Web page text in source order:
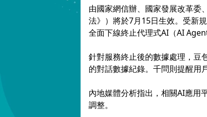
由國家網信辦、國家發展改革委
法》）將於7月15日生效。受新
全面下線終止代理式AI（AI
針對服務終止後的數據處理，豆
的對話數據紀錄。千問則提醒用
內地媒體分析指出，相關AI應用
調整。